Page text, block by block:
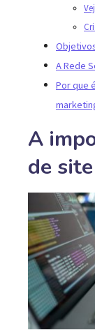
A Rede
Por que
A
de site